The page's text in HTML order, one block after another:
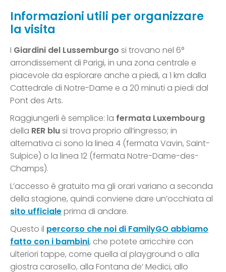
Informazioni utili per organizzare
la visita
I Giardini del Lussemburgo si trovano nel 6°
arrondissement di Parigi, in una zona centrale e
piacevole da esplorare anche a piedi, a 1 km dalla
Cattedrale di Notre-Dame e a 20 minuti a piedi dal
Pont des Arts.
Raggiungerli è semplice: la fermata Luxembourg
della RER blusi trova proprio all’ingresso; in
alternativa ci sono la linea 4 (fermata Vavin, Saint-
Sulpice) o la linea 12 (fermata Notre-Dame-des-
Champs).
L’accesso è gratuito ma gli orari variano a seconda
della stagione, quindi conviene dare un’occhiata al
sito ufficialeprima di andare.
Questo il percorso che noi di FamilyGO abbiamo
fatto con i bambini, che potete arricchire con
ulteriori tappe, come quella al playground o alla
giostra carosello, alla Fontana de’ Medici, allo